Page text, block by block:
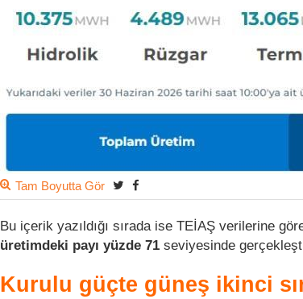
Tam Boyutta Gör
Bu içerik yazıldığı sırada ise TEİAŞ verilerine
üretimdeki payı yüzde 71 seviyesinde
Kurulu güçte güneş ikinci